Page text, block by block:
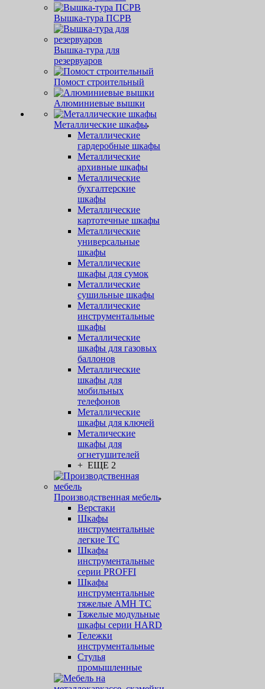
Вышка-тура ПСРВ
Вышка-тура для
резервуаров
Помост строительный
Алюминиевые вышки
Металлические шкафы
Металлические
гардеробные шкафы
Металлические
архивные шкафы
Металлические
бухгалтерские
шкафы
Металлические
картотечные шкафы
Металлические
универсальные
шкафы
Металлические
шкафы для сумок
Металлические
сушильные шкафы
Металлические
инструментальные
шкафы
Металлические
шкафы для газовых
баллонов
Металлические
шкафы для
мобильных
телефонов
Металлические
шкафы для ключей
Металические
шкафы для
огнетушителей
+ ЕЩЕ 2
Производственная мебель
Верстаки
Шкафы
инструментальные
легкие ТС
Шкафы
инструментальные
серии PROFFI
Шкафы
инструментальные
тяжелые AMH TC
Тяжелые модульные
шкафы серии HARD
Тележки
инструментальные
Стулья
промышленные